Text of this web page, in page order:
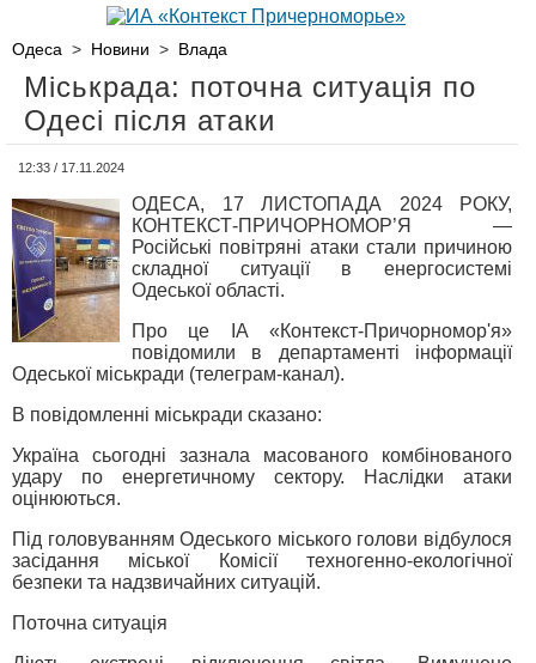
Одеса > Новини > Влада
Міськрада: поточна ситуація по
Одесі після атаки
12:33 / 17.11.2024
ОДЕСА, 17 ЛИСТОПАДА 2024 РОКУ,
КОНТЕКСТ-ПРИЧОРНОМОР’Я —
Російські повітряні атаки стали причиною
складної ситуації в енергосистемі
Одеської області.
Про це ІА «Контекст-Причорномор'я»
повідомили в департаменті інформації
Одеської міськради (телеграм-канал).
В повідомленні міськради сказано:
Україна сьогодні зазнала масованого комбінованого
удару по енергетичному сектору. Наслідки атаки
оцінюються.
Під головуванням Одеського міського голови відбулося
засідання міської Комісії техногенно-екологічної
безпеки та надзвичайних ситуацій.
Поточна ситуація